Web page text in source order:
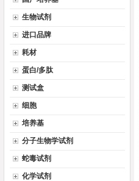
生物试剂
进口品牌
耗材
蛋白/多肽
测试盒
细胞
培养基
分子生物学试剂
蛇毒试剂
化学试剂